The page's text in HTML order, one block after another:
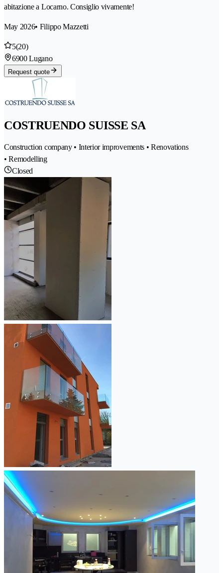
abitazione a Locarno. Consiglio vivamente!
May 2026• Filippo Mazzetti
5(20)
6900 Lugano
Request quote
COSTRUENDO SUISSE SA
Construction company • Interior improvements • Renovations
• Remodelling
Closed